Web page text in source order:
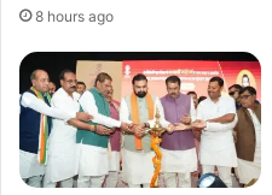
8 hours ago